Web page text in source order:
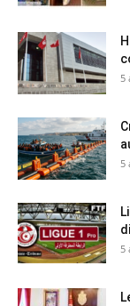
5
5
5